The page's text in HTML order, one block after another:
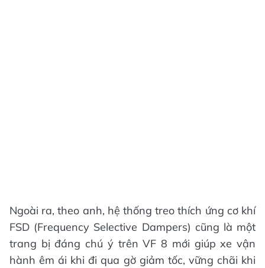
Ngoài ra, theo anh, hệ thống treo thích ứng cơ khí
FSD (Frequency Selective Dampers) cũng là một
trang bị đáng chú ý trên VF 8 mới giúp xe vận
hành êm ái khi đi qua gờ giảm tốc, vững chãi khi